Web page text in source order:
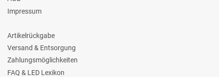
Impressum
Artikelrückgabe
Versand & Entsorgung
Zahlungsmöglichkeiten
FAQ & LED Lexikon